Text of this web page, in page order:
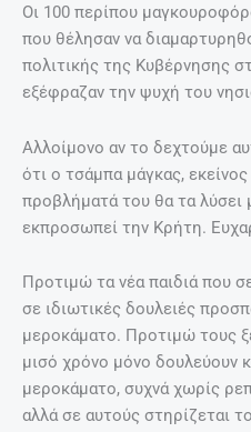
Οι 100 περίπου
που θέλησαν να
πολιτικής της Κυβέρνησης
εξέφραζαν την ψυχή του
Αλλοίμονο αν το δεχτούμε
ότι ο τσάμπα μάγκας,
προβλήματά του θα τα λύσει
εκπροσωπεί την Κρήτη.
Προτιμώ τα νέα παιδιά που
σε ιδιωτικές δουλειές
μεροκάματο. Προτιμώ τους
μισό χρόνο μόνο δουλεύουν
μεροκάματο, συχνά χωρίς
αλλά σε αυτούς στηρίζεται